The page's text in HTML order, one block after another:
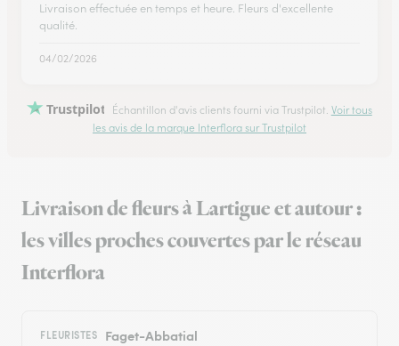
Livraison effectuée en temps et heure. Fleurs d'excellente
qualité.
04/02/2026
Trustpilot Échantillon d'avis clients fourni via Trustpilot. Voir tous
les avis de la marque Interflora sur Trustpilot
Livraison de fleurs à Lartigue et autour :
les villes proches couvertes par le réseau
Interflora
FLEURISTES Faget-Abbatial